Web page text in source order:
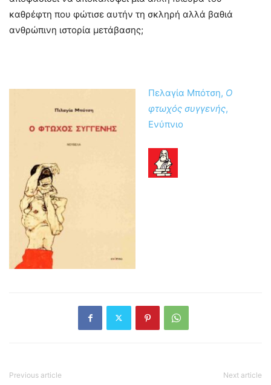
καθρέφτη που φώτισε αυτήν τη σκληρή αλλά βαθιά
ανθρώπινη ιστορία μετάβασης;
Πελαγία Μπότση, Ο
φτωχός συγγενής,
Ενύπνιο
Previous article Next article